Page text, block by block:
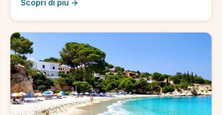
Scopri di piu →